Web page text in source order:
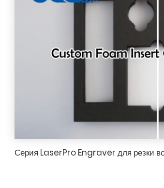
Серия LaserPro Engraver для резки